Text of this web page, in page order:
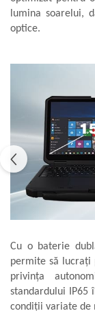
lumina soarelui,
optice.
Cu o baterie
permite să lucrați
privința
standardului
condiții variate de